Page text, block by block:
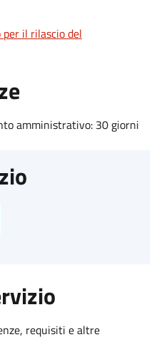
il rilascio del
amministrativo: 30 giorni
requisiti e altre